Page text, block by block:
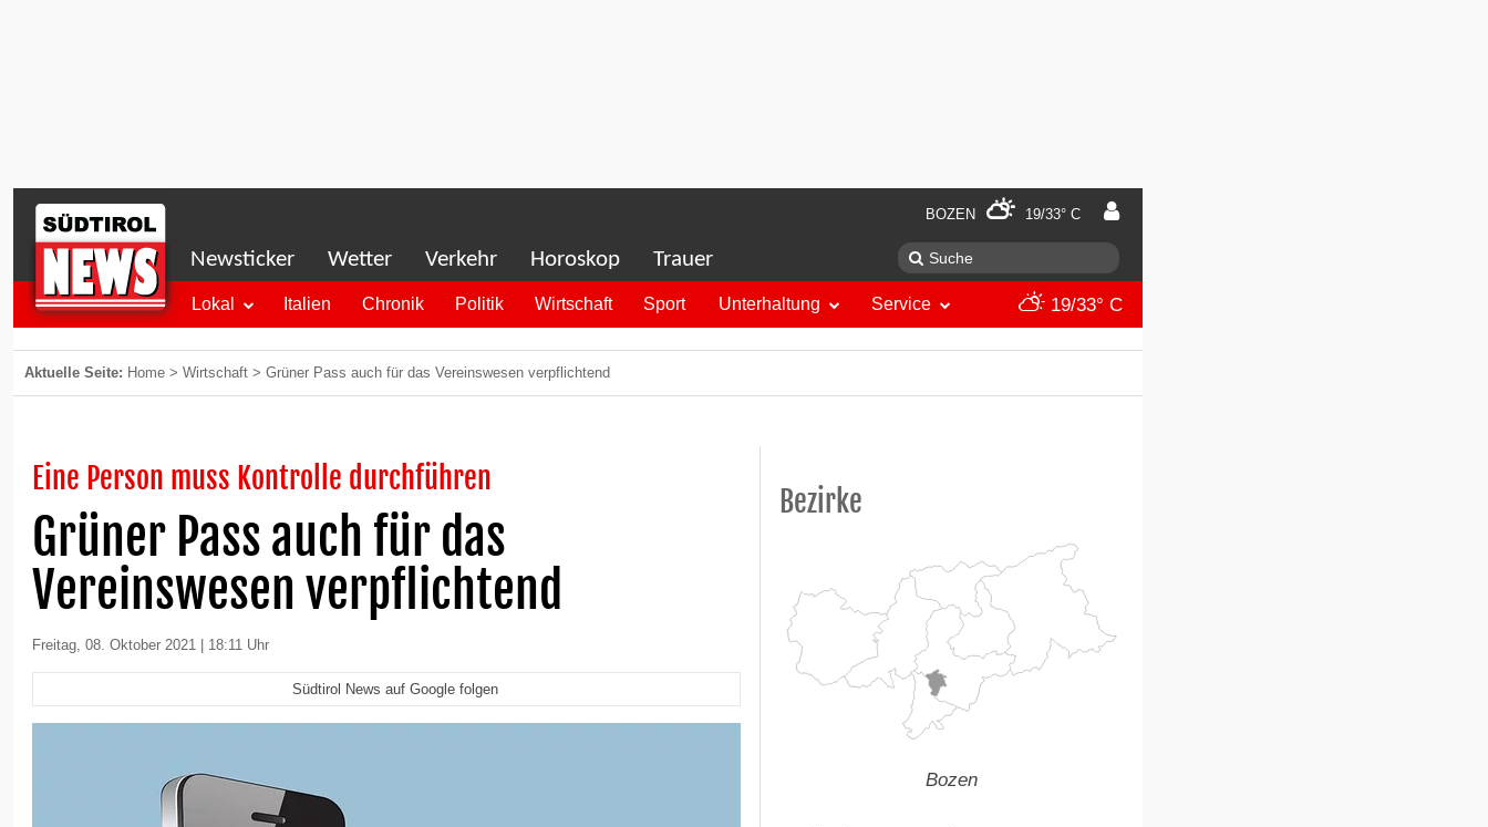
BOZEN 19/33° C
Newsticker Wetter Verkehr Horoskop Trauer
Lokal Italien Chronik Politik Wirtschaft Sport Unterhaltung Service 19/33° C
Aktuelle Seite: Home > Wirtschaft > Grüner Pass auch für das Vereinswesen verpflichtend
Eine Person muss Kontrolle durchführen
Grüner Pass auch für das
Vereinswesen verpflichtend
Freitag, 08. Oktober 2021 | 18:11 Uhr
Südtirol News auf Google folgen
Bezirke
Bozen